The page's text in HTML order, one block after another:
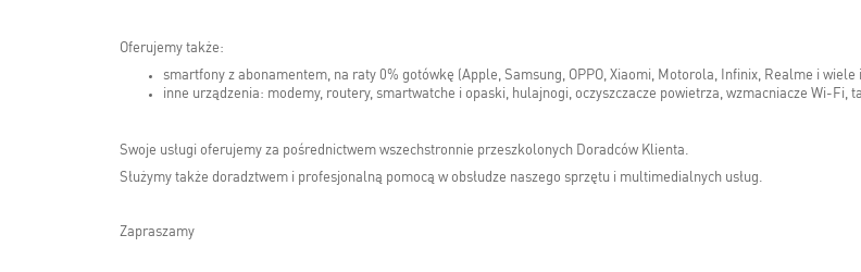
Oferujemy także:
smartfony z abonamentem, na raty 0% gotówkę (Apple, Samsung, OPPO, Xiaomi, Motorola, Infinix, Realme i wiele
inne urządzenia: modemy, routery, smartwatche i opaski, hulajnogi, oczyszczacze powietrza, wzmacniacze Wi-Fi,
Swoje usługi oferujemy za pośrednictwem wszechstronnie przeszkolonych Doradców Klienta.
Służymy także doradztwem i profesjonalną pomocą w obsłudze naszego sprzętu i multimedialnych usług.
Zapraszamy